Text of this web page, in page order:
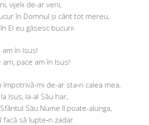
vije­lii de-ar veni,
în Domnul și cânt tot mereu,
El eu găsesc bucurii.
am în Isus!
am, pace am în Isus!
împo­tri­vă-mi de-ar sta‑n calea mea,
Isus, la-al Său har,
Său Nume îl poate-alunga,
facă să lupte‑n zadar.